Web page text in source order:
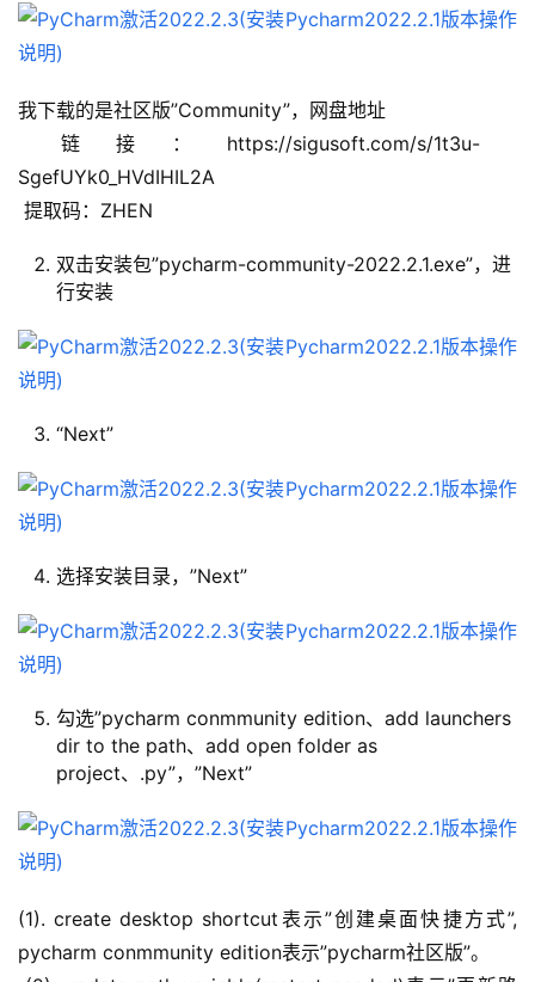
我下载的是社区版”Community”，网盘地址
SgefUYk0_HVdIHIL2A
提取码：ZHEN
双击安装包”pycharm-community-2022.2.1.exe”，进
行安装
“Next”
选择安装目录，”Next”
勾选”pycharm conmmunity edition、add launchers
dir to the path、add open folder as
project、.py”，”Next”
(1). create desktop shortcut表示”创建桌面快捷方式”,
pycharm conmmunity edition表示”pycharm社区版”。